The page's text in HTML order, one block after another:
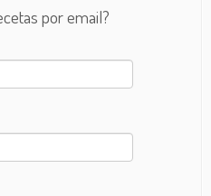
por email?